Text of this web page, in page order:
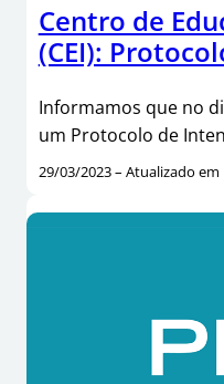
Centro de
(CEI):
Informamos que no
um Protocolo de
29/03/2023 – Atualizado em